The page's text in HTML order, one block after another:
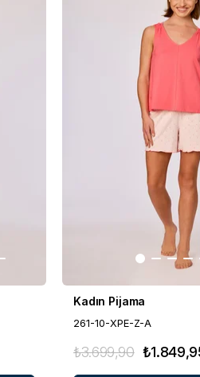
Kadın Pijama
261-10-XPE-Z-A
₺3.699,90